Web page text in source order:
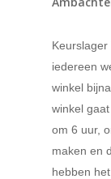
Keurslager
iedereen
winkel
winkel
om 6 uur,
maken en
hebben